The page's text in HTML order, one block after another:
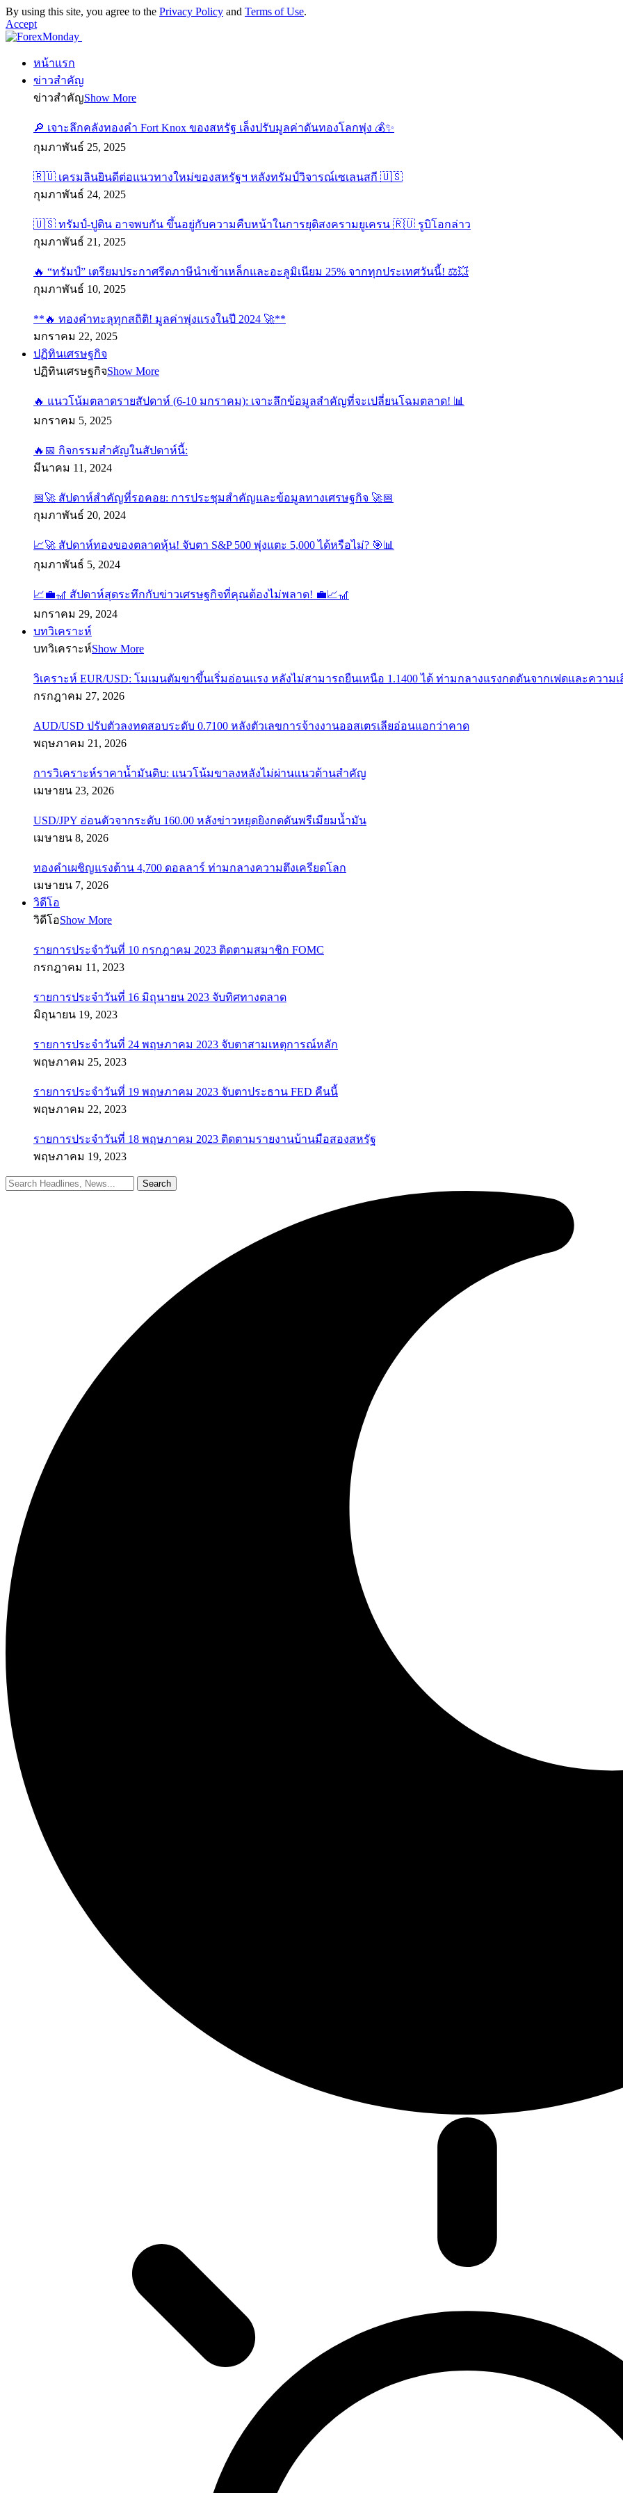
By using this site, you agree to the Privacy Policy and Terms of Use.
Accept
หน้าแรก
ข่าวสำคัญ
ข่าวสำคัญShow More
🔎 เจาะลึกคลังทองคำ Fort Knox ของสหรัฐ เล็งปรับมูลค่าดันทองโลกพุ่ง 💰✨
กุมภาพันธ์ 25, 2025
🇷🇺 เครมลินยินดีต่อแนวทางใหม่ของสหรัฐฯ หลังทรัมป์วิจารณ์เซเลนสกี 🇺🇸
กุมภาพันธ์ 24, 2025
🇺🇸 ทรัมป์-ปูติน อาจพบกัน ขึ้นอยู่กับความคืบหน้าในการยุติสงครามยูเครน 🇷🇺 รูบิโอกล่าว
กุมภาพันธ์ 21, 2025
🔥 “ทรัมป์” เตรียมประกาศรีดภาษีนำเข้าเหล็กและอะลูมิเนียม 25% จากทุกประเทศวันนี้! ⚖️💥
กุมภาพันธ์ 10, 2025
**🔥 ทองคำทะลุทุกสถิติ! มูลค่าพุ่งแรงในปี 2024 🚀**
มกราคม 22, 2025
ปฏิทินเศรษฐกิจ
ปฏิทินเศรษฐกิจShow More
🔥 แนวโน้มตลาดรายสัปดาห์ (6-10 มกราคม): เจาะลึกข้อมูลสำคัญที่จะเปลี่ยนโฉมตลาด! 📊
มกราคม 5, 2025
🔥📅 กิจกรรมสำคัญในสัปดาห์นี้:
มีนาคม 11, 2024
📅🚀 สัปดาห์สำคัญที่รอคอย: การประชุมสำคัญและข้อมูลทางเศรษฐกิจ 🚀📅
กุมภาพันธ์ 20, 2024
📈🚀 สัปดาห์ทองของตลาดหุ้น! จับตา S&P 500 พุ่งแตะ 5,000 ได้หรือไม่? 🎯📊
กุมภาพันธ์ 5, 2024
📈💼🎢 สัปดาห์สุดระทึกกับข่าวเศรษฐกิจที่คุณต้องไม่พลาด! 💼📈🎢
มกราคม 29, 2024
บทวิเคราะห์
บทวิเคราะห์Show More
วิเคราะห์ EUR/USD: โมเมนตัมขาขึ้นเริ่มอ่อนแรง หลังไม่สามารถยืนเหนือ 1.1400 ได้ ท่ามกลางแรงกดดันจากเฟดและความ
กรกฎาคม 27, 2026
AUD/USD ปรับตัวลงทดสอบระดับ 0.7100 หลังตัวเลขการจ้างงานออสเตรเลียอ่อนแอกว่าคาด
พฤษภาคม 21, 2026
การวิเคราะห์ราคาน้ำมันดิบ: แนวโน้มขาลงหลังไม่ผ่านแนวต้านสำคัญ
เมษายน 23, 2026
USD/JPY อ่อนตัวจากระดับ 160.00 หลังข่าวหยุดยิงกดดันพรีเมียมน้ำมัน
เมษายน 8, 2026
ทองคำเผชิญแรงต้าน 4,700 ดอลลาร์ ท่ามกลางความตึงเครียดโลก
เมษายน 7, 2026
วิดีโอ
วิดีโอShow More
รายการประจำวันที่ 10 กรกฎาคม 2023 ติดตามสมาชิก FOMC
กรกฎาคม 11, 2023
รายการประจำวันที่ 16 มิถุนายน 2023 จับทิศทางตลาด
มิถุนายน 19, 2023
รายการประจำวันที่ 24 พฤษภาคม 2023 จับตาสามเหตุการณ์หลัก
พฤษภาคม 25, 2023
รายการประจำวันที่ 19 พฤษภาคม 2023 จับตาประธาน FED คืนนี้
พฤษภาคม 22, 2023
รายการประจำวันที่ 18 พฤษภาคม 2023 ติดตามรายงานบ้านมือสองสหรัฐ
พฤษภาคม 19, 2023